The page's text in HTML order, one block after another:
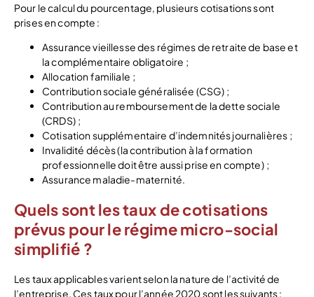
Pour le calcul du pourcentage, plusieurs cotisations sont
prises en compte :
Assurance vieillesse des régimes de retraite de base et
la complémentaire obligatoire ;
Allocation familiale ;
Contribution sociale généralisée (CSG) ;
Contribution au remboursement de la dette sociale
(CRDS) ;
Cotisation supplémentaire d’indemnités journalières ;
Invalidité décès (la contribution à la formation
professionnelle doit être aussi prise en compte) ;
Assurance maladie-maternité.
Quels sont les taux de cotisations
prévus pour le régime micro-social
simplifié ?
Les taux applicables varient selon la nature de l’activité de
l’entreprise. Ces taux pour l’année 2020 sont les suivants :